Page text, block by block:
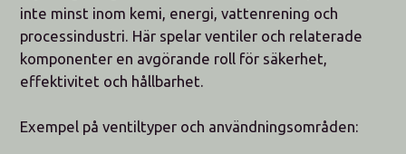
inte minst inom kemi, energi, vattenrening och
processindustri. Här spelar ventiler och relaterade
komponenter en avgörande roll för säkerhet,
effektivitet och hållbarhet.
Exempel på ventiltyper och användningsområden: